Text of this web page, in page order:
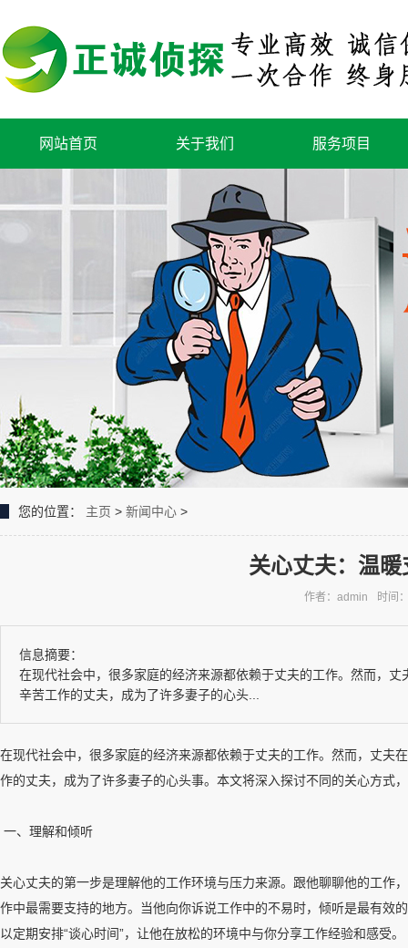
网站首页 关于我们 服务项目
您的位置： 主页 > 新闻中心 >
关心丈夫：温
作者：admin 时间
信息摘要：
在现代社会中，很多家庭的经济来源都依赖于丈夫的工作。然而，
辛苦工作的丈夫，成为了许多妻子的心头...
在现代社会中，很多家庭的经济来源都依赖于丈夫的工作。然而，丈夫
作的丈夫，成为了许多妻子的心头事。本文将深入探讨不同的关心方式
一、理解和倾听
关心丈夫的第一步是理解他的工作环境与压力来源。跟他聊聊他的工作
作中最需要支持的地方。当他向你诉说工作中的不易时，倾听是最有效
以定期安排“谈心时间”，让他在放松的环境中与你分享工作经验和感受。